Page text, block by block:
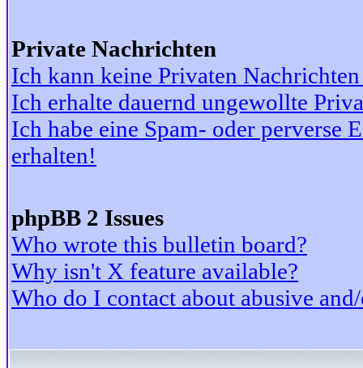
Private Nachrichten
Ich kann keine Privaten
Ich erhalte dauernd ungewollte
Ich habe eine Spam- oder perverse
erhalten!
phpBB 2 Issues
Who wrote this bulletin board?
Why isn't X feature available?
Who do I contact about abusive